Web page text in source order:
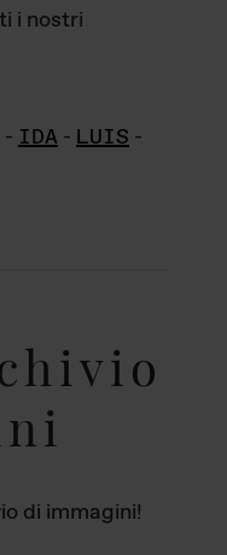
i nostri
- IDA - LUIS -
di immagini!